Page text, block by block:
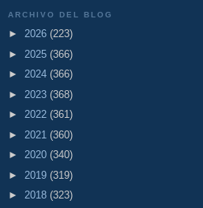
ARCHIVO DEL BLOG
► 2026 (223)
► 2025 (366)
► 2024 (366)
► 2023 (368)
► 2022 (361)
► 2021 (360)
► 2020 (340)
► 2019 (319)
► 2018 (323)